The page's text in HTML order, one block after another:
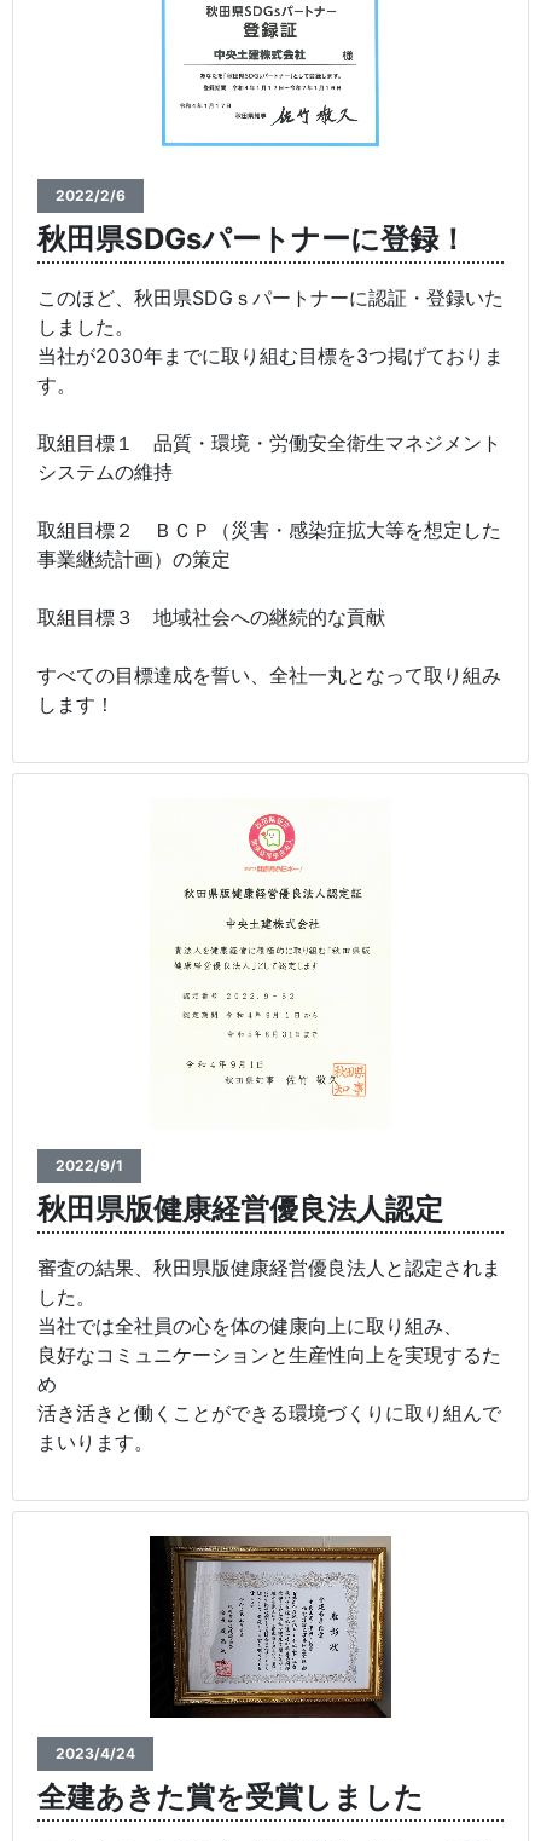
2022/2/6
秋田県SDGsパートナーに登録！
このほど、秋田県SDGｓパートナーに認証・登録いた
しました。
当社が2030年までに取り組む目標を3つ掲げておりま
す。
取組目標１ 品質・環境・労働安全衛生マネジメント
システムの維持
取組目標２ ＢＣＰ（災害・感染症拡大等を想定した
事業継続計画）の策定
取組目標３ 地域社会への継続的な貢献
すべての目標達成を誓い、全社一丸となって取り組み
します！
2022/9/1
秋田県版健康経営優良法人認定
審査の結果、秋田県版健康経営優良法人と認定されま
した。
当社では全社員の心を体の健康向上に取り組み、
良好なコミュニケーションと生産性向上を実現するた
め
活き活きと働くことができる環境づくりに取り組んで
まいります。
2023/4/24
全建あきた賞を受賞しました